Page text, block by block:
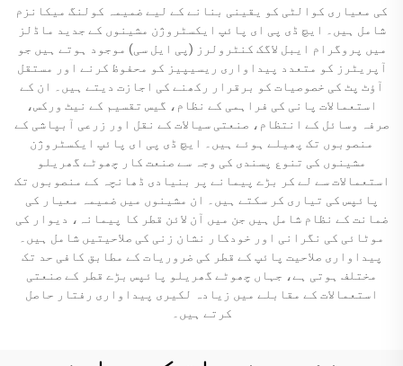
کی معیاری کوالٹی کو یقینی بنانے کے لیے ضمیمہ کولنگ میکانزم
شامل ہیں۔ ایچ ڈی پی ای پائپ ایکسٹروژن مشینوں کے جدید ماڈلز
میں پروگرام ایبل لاگک کنٹرولرز (پی ایل سی) موجود ہوتے ہیں جو
آپریٹرز کو متعدد پیداواری ریسیپیز کو محفوظ کرنے اور مستقل
آؤٹ پٹ کی خصوصیات کو برقرار رکھنے کی اجازت دیتے ہیں۔ ان کے
استعمالات پانی کی فراہمی کے نظام، گیس تقسیم کے نیٹ ورکس،
صرفہ وسائل کے انتظام، صنعتی سیالات کے نقل اور زرعی آبپاشی کے
منصوبوں تک پھیلے ہوئے ہیں۔ ایچ ڈی پی ای پائپ ایکسٹروژن
مشینوں کی تنوع پسندی کی وجہ سے صنعت کار چھوٹے گھریلو
استعمالات سے لے کر بڑے پیمانے پر بنیادی ڈھانچہ کے منصوبوں تک
پائپس کی تیاری کر سکتے ہیں۔ ان مشینوں میں ضمیمہ معیار کی
ضمانت کے نظام شامل ہیں جن میں آن لائن قطر کا پیمانہ، دیوار کی
موٹائی کی نگرانی اور خودکار نشان زنی کی صلاحیتیں شامل ہیں۔
پیداواری صلاحیت پائپ کے قطر کی ضروریات کے مطابق کافی حد تک
مختلف ہوتی ہے، جہاں چھوٹے گھریلو پائپس بڑے قطر کے صنعتی
استعمالات کے مقابلے میں زیادہ لکیری پیداواری رفتار حاصل
کرتے ہیں۔